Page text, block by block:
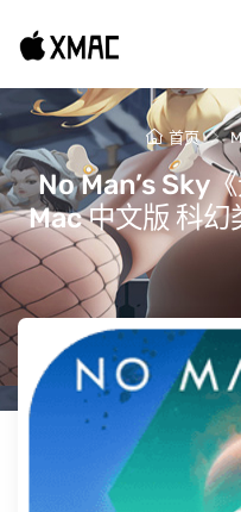
首页
No Man’s Sky
Mac 中文版 科